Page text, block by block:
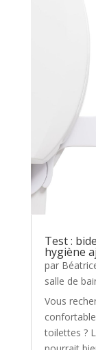
Test :
hygiène
par
salle de
Vous
toilettes ?